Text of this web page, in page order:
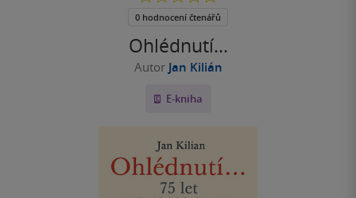
Ohlédnutí...
Autor Jan Kilián
E-kniha
5
0 hodnocení čtenářů